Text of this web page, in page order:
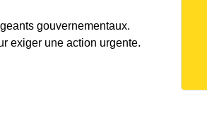
gouvernementaux.
exiger une action urgente.